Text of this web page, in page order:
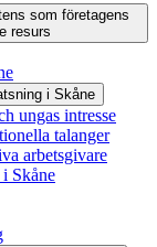
som företagens
resurs
i Skåne
ungas intresse
talanger
arbetsgivare
Skåne